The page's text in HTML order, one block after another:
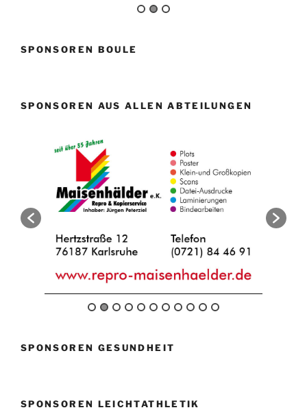
SPONSOREN BOULE
SPONSOREN AUS ALLEN ABTEILUNGEN
SPONSOREN GESUNDHEIT
SPONSOREN LEICHTATHLETIK